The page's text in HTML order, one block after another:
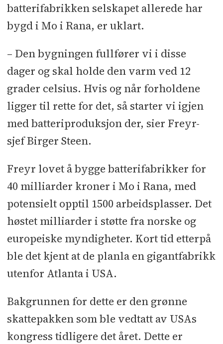
batterifabrikken selskapet allerede har
bygd i Mo i Rana, er uklart.
– Den bygningen fullfører vi i disse
dager og skal holde den varm ved 12
grader celsius. Hvis og når forholdene
ligger til rette for det, så starter vi igjen
med batteriproduksjon der, sier Freyr-
sjef Birger Steen.
Freyr lovet å bygge batterifabrikker for
40 milliarder kroner i Mo i Rana, med
potensielt opptil 1500 arbeidsplasser. Det
høstet milliarder i støtte fra norske og
europeiske myndigheter. Kort tid etterpå
ble det kjent at de planla en gigantfabrikk
utenfor Atlanta i USA.
Bakgrunnen for dette er den grønne
skattepakken som ble vedtatt av USAs
kongress tidligere det året. Dette er